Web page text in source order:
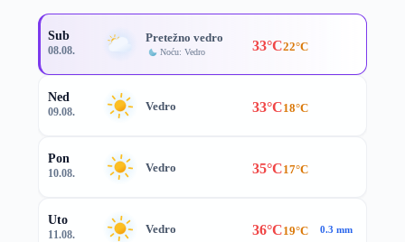
Sub
08.08.
Pretežno vedro
Noću: Vedro 33°C22°C
Ned
09.08. Vedro 33°C18°C
Pon
10.08. Vedro 35°C17°C
Uto
11.08. Vedro 36°C19°C 0.3 mm